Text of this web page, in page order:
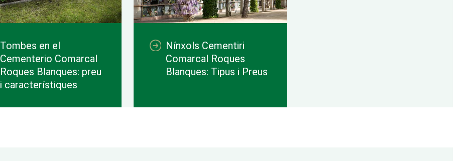
Tombes en el
Cementerio Comarcal
Roques Blanques: preu
i característiques
Nínxols Cementiri
Comarcal Roques
Blanques: Tipus i Preus